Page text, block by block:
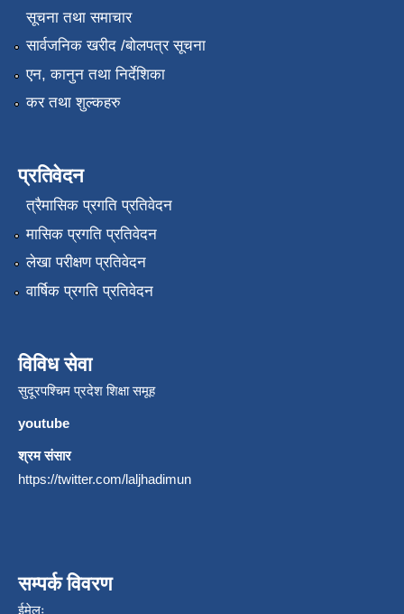
सूचना तथा समाचार
सार्वजनिक खरीद /बोलपत्र सूचना
एन, कानुन तथा निर्देशिका
कर तथा शुल्कहरु
प्रतिवेदन
त्रैमासिक प्रगति प्रतिवेदन
मासिक प्रगति प्रतिवेदन
लेखा परीक्षण प्रतिवेदन
वार्षिक प्रगति प्रतिवेदन
विविध सेवा
सुदूरपश्चिम प्रदेश शिक्षा समूह
youtube
श्रम संसार
https://twitter.com/laljhadimun
सम्पर्क विवरण
ईमेलः